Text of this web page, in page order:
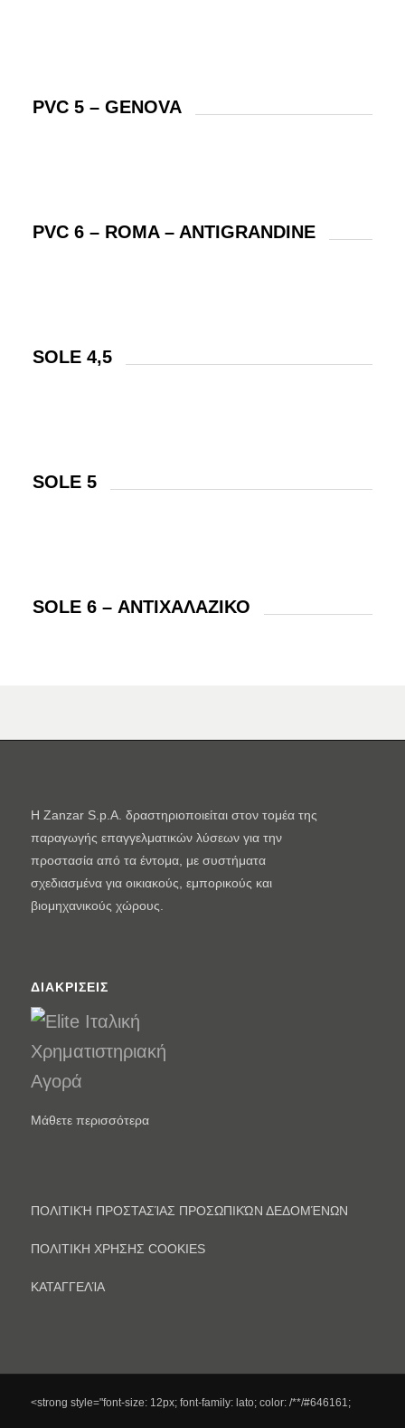
PVC 5 – GENOVA
PVC 6 – ROMA – ANTIGRANDINE
SOLE 4,5
SOLE 5
SOLE 6 – ΑΝΤΙΧΑΛΑΖΙΚΟ
Η Zanzar S.p.A. δραστηριοποιείται στον τομέα της
παραγωγής επαγγελματικών λύσεων για την
προστασία από τα έντομα, με συστήματα
σχεδιασμένα για οικιακούς, εμπορικούς και
βιομηχανικούς χώρους.
ΔΙΑΚΡΊΣΕΙΣ
Μάθετε περισσότερα
ΠΟΛΙΤΙΚΉ ΠΡΟΣΤΑΣΊΑΣ ΠΡΟΣΩΠΙΚΏΝ ΔΕΔΟΜΈΝΩΝ
ΠΟΛΙΤΙΚΗ ΧΡΗΣΗΣ COOKIES
ΚΑΤΑΓΓΕΛΊΑ
<strong style="font-size: 12px; font-family: lato; color: /**/#646161;